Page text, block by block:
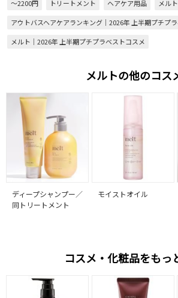
～2200円 トリートメント ヘアケア用品 メルト
アウトバスヘアケアランキング｜2026年 上半期プチプ
メルト｜2026年 上半期プチプラベストコスメ
メルトの他のコス
ディープシャンプー／
同トリートメント
モイストオイル
コスメ・化粧品をもっ